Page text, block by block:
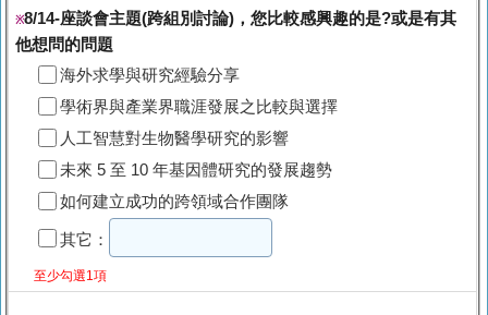
※8/14-座談會主題(跨組別討論)，您比較感興趣的是?或是有其
他想問的問題
海外求學與研究經驗分享
學術界與產業界職涯發展之比較與選擇
人工智慧對生物醫學研究的影響
未來 5 至 10 年基因體研究的發展趨勢
如何建立成功的跨領域合作團隊
其它：
至少勾選1項